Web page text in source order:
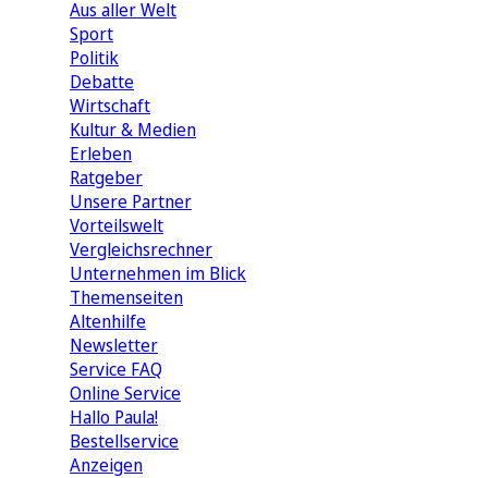
Aus aller Welt
Sport
Politik
Debatte
Wirtschaft
Kultur & Medien
Erleben
Ratgeber
Unsere Partner
Vorteilswelt
Vergleichsrechner
Unternehmen im Blick
Themenseiten
Altenhilfe
Newsletter
Service FAQ
Online Service
Hallo Paula!
Bestellservice
Anzeigen